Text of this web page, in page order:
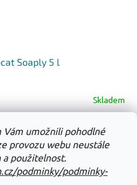
Vám umožnili pohodlné
provozu webu neustále
a použitelnost.
podminky/podminky-
Soaply 5 l
Skladem
Do košíku
O
v
celkem